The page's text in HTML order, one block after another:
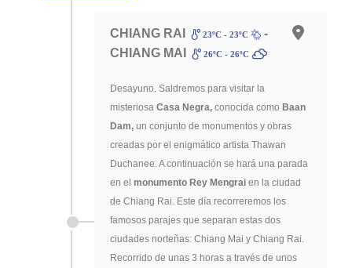
CHIANG RAI 23ºC - 23ºC
-
CHIANG MAI
26ºC - 26ºC
Desayuno. Saldremos para visitar la
misteriosa Casa Negra, conocida como Baan
Dam, un conjunto de monumentos y obras
creadas por el enigmático artista Thawan
Duchanee. A continuación se hará una parada
en el monumento Rey Mengrai en la ciudad
de Chiang Rai. Este día recorreremos los
famosos parajes que separan estas dos
ciudades norteñas: Chiang Mai y Chiang Rai.
Recorrido de unas 3 horas a través de unos